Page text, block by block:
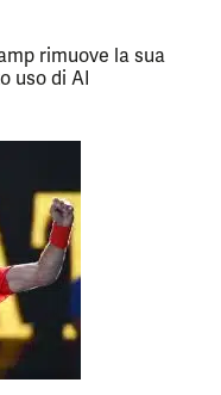
rimuove la sua
uso di AI